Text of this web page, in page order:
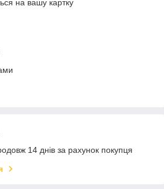
на вашу картку
14 днів за рахунок покупця